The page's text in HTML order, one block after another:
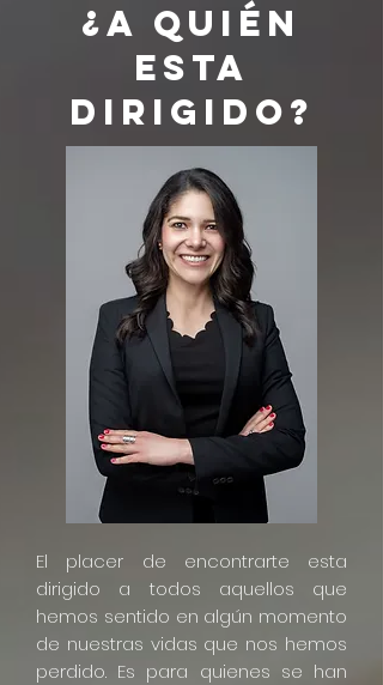
¿A quién
esta
dirigido?
El placer de encontrarte esta
dirigido a todos aquellos que
hemos sentido en algún momento
de nuestras vidas que nos hemos
perdido. Es para quienes se han